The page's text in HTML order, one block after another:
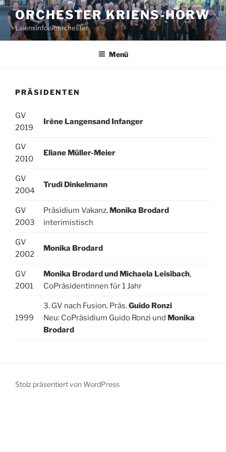
Zum
Inhalt
springen
ORCHESTER KRIENS-HORW
Laiensinfonieorchester
Menü
PRÄSIDENTEN
GV
2019
Irène Langensand Infanger
GV
2010
Eliane Müller-Meier
GV
2004
Trudi Dinkelmann
GV
2003
Präsidium Vakanz, Monika Brodard
interimistisch
GV
2002
Monika Brodard
GV
2001
Monika Brodard und Michaela Leisibach,
CoPräsidentinnen für 1 Jahr
1999
3. GV nach Fusion. Präs.Guido Ronzi
Neu: CoPräsidium Guido Ronzi und Monika
Brodard
Stolz präsentiert von WordPress